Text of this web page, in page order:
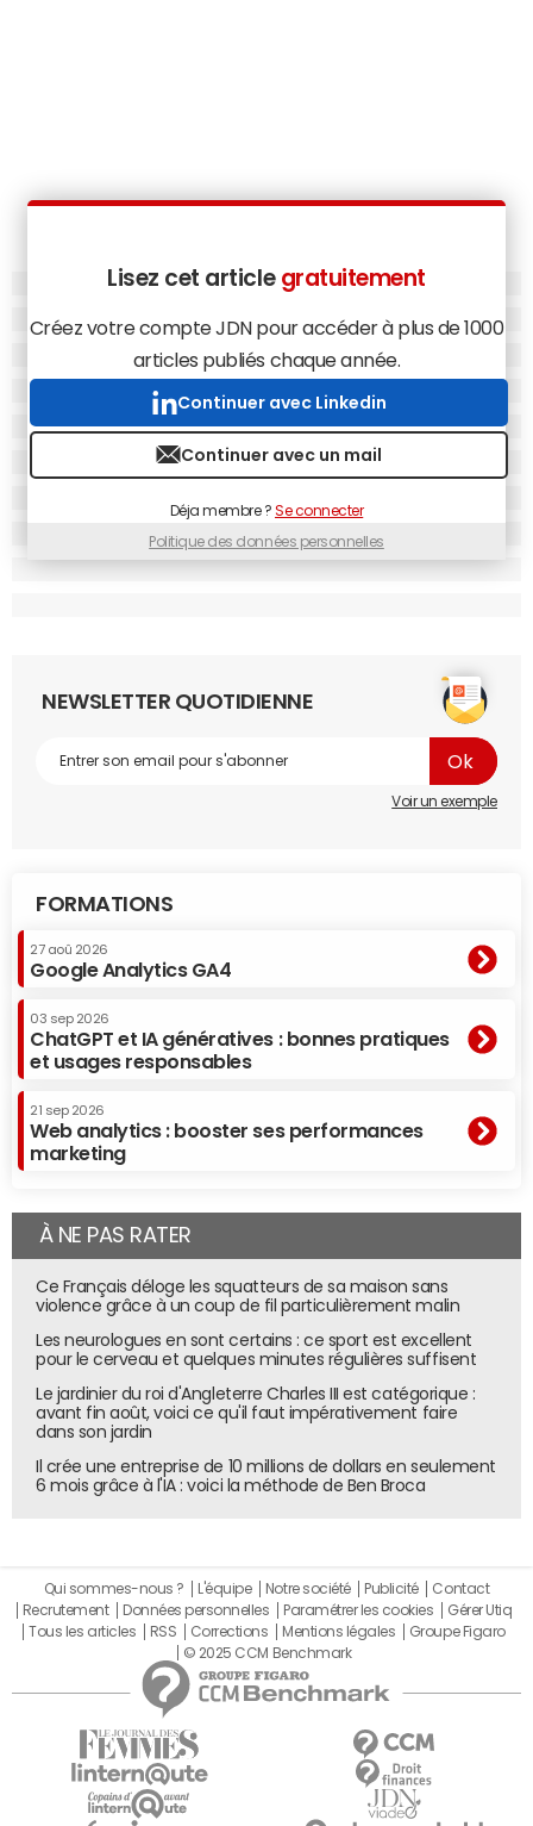
Lisez cet article gratuitement
Créez votre compte JDN pour accéder à plus de 1000
articles publiés chaque année.
Continuer avec Linkedin
Continuer avec un mail
Déja membre ?Se connecter
Politique des données personnelles
NEWSLETTER QUOTIDIENNE
Voir un exemple
FORMATIONS
27 aoû 2026
Google Analytics GA4
03 sep 2026
ChatGPT et IA génératives : bonnes pratiques
et usages responsables
21 sep 2026
Web analytics : booster ses performances
marketing
À NE PAS RATER
Ce Français déloge les squatteurs de sa maison sans
violence grâce à un coup de fil particulièrement malin
Les neurologues en sont certains : ce sport est excellent
pour le cerveau et quelques minutes régulières suffisent
Le jardinier du roi d'Angleterre Charles III est catégorique :
avant fin août, voici ce qu'il faut impérativement faire
dans son jardin
Il crée une entreprise de 10 millions de dollars en seulement
6 mois grâce à l'IA : voici la méthode de Ben Broca
Qui sommes-nous ? L'équipe Notre société Publicité
Contact
Recrutement
Données personnelles Paramétrer les cookies
Gérer Utiq
Tous les articles
RSS Corrections Mentions légales
Groupe Figaro
© 2025 CCM Benchmark